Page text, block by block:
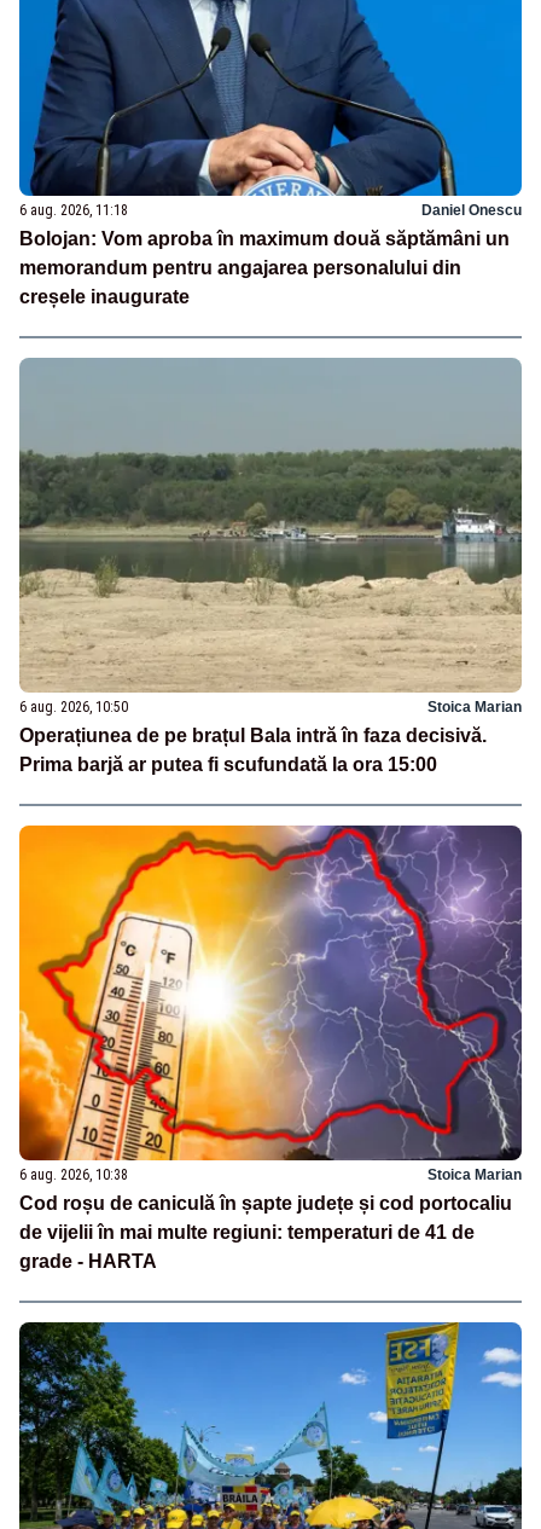
6 aug. 2026, 11:18 Daniel Onescu
Bolojan: Vom aproba în maximum două săptămâni un
memorandum pentru angajarea personalului din
creșele inaugurate
6 aug. 2026, 10:50 Stoica Marian
Operațiunea de pe brațul Bala intră în faza decisivă.
Prima barjă ar putea fi scufundată la ora 15:00
6 aug. 2026, 10:38 Stoica Marian
Cod roșu de caniculă în șapte județe și cod portocaliu
de vijelii în mai multe regiuni: temperaturi de 41 de
grade - HARTA